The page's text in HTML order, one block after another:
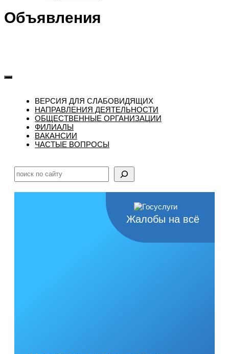
Объявления
ВЕРСИЯ ДЛЯ СЛАБОВИДЯЩИХ
НАПРАВЛЕНИЯ ДЕЯТЕЛЬНОСТИ
ОБЩЕСТВЕННЫЕ ОРГАНИЗАЦИИ
ФИЛИАЛЫ
ВАКАНСИИ
ЧАСТЫЕ ВОПРОСЫ
Жалобы на всё